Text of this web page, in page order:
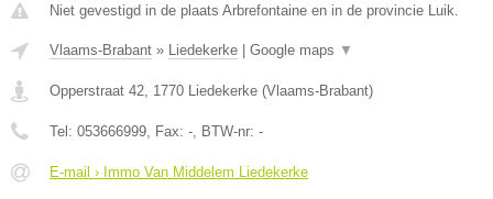
Niet gevestigd in de plaats Arbrefontaine en in de provincie Luik.
Vlaams-Brabant » Liedekerke Google maps ▼
Opperstraat 42 1770 Liedekerke (Vlaams-Brabant)
Tel: 053666999 , Fax: - , BTW-nr: -
E-mail › Immo Van Middelem Liedekerke